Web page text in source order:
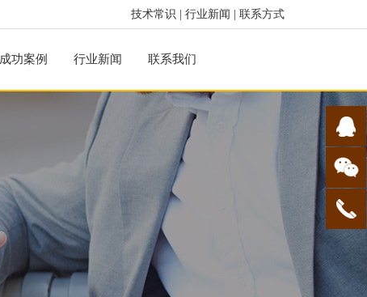
技术常识 行业新闻 联系方式
成功案例 行业新闻 联系我们